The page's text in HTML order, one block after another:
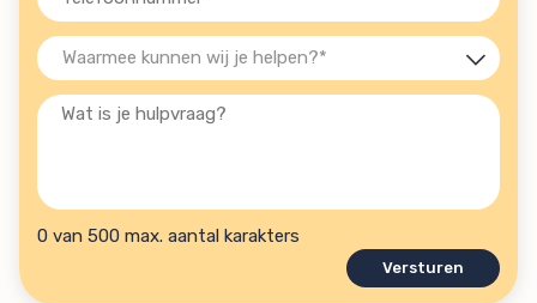
(Vereist)
Waarmee
kunnen
wij
(Vereist)
Wat
hulpvraag?
0 van 500 max. aantal karakters